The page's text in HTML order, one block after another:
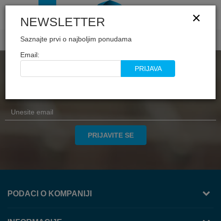
PRIJAVITE SE
PODACI O KOMPANIJI
×
NEWSLETTER
Saznajte prvi o najboljim ponudama
Email:
PRIJAVA